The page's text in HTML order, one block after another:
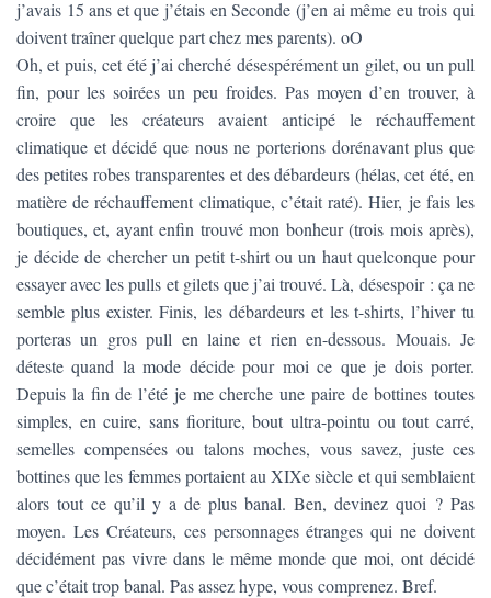
j’avais 15 ans et que j’étais en Seconde (j’en ai même eu trois qui
doivent traîner quelque part chez mes parents). oO
Oh, et puis, cet été j’ai cherché désespérément un gilet, ou un pull
fin, pour les soirées un peu froides. Pas moyen d’en trouver, à
croire que les créateurs avaient anticipé le réchauffement
climatique et décidé que nous ne porterions dorénavant plus que
des petites robes transparentes et des débardeurs (hélas, cet été, en
matière de réchauffement climatique, c’était raté). Hier, je fais les
boutiques, et, ayant enfin trouvé mon bonheur (trois mois après),
je décide de chercher un petit t-shirt ou un haut quelconque pour
essayer avec les pulls et gilets que j’ai trouvé. Là, désespoir : ça ne
semble plus exister. Finis, les débardeurs et les t-shirts, l’hiver tu
porteras un gros pull en laine et rien en-dessous. Mouais. Je
déteste quand la mode décide pour moi ce que je dois porter.
Depuis la fin de l’été je me cherche une paire de bottines toutes
simples, en cuire, sans fioriture, bout ultra-pointu ou tout carré,
semelles compensées ou talons moches, vous savez, juste ces
bottines que les femmes portaient au XIXe siècle et qui semblaient
alors tout ce qu’il y a de plus banal. Ben, devinez quoi ? Pas
moyen. Les Créateurs, ces personnages étranges qui ne doivent
décidément pas vivre dans le même monde que moi, ont décidé
que c’était trop banal. Pas assez hype, vous comprenez. Bref.